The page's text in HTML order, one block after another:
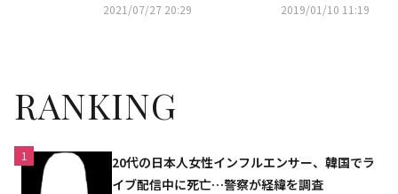
の木津つばさも出演…Niiisan's
2021/07/27 20:29
サンズ）でアーティスト活動ス
2019/01/10 11:19
RANKING
1
20代の日本人女性インフルエンサー、韓国でラ
イブ配信中に死亡…警察が経緯を調査